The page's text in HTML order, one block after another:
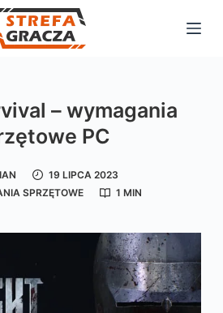
– wymagania
PC
19 LIPCA 2023
SPRZĘTOWE
1 MIN